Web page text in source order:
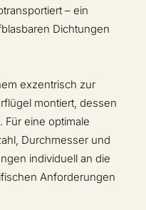
– ein
Dichtungen
exzentrisch zur
montiert, dessen
Für eine optimale
Durchmesser und
individuell an die
Anforderungen